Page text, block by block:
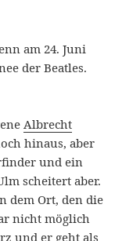
am 24. Juni
der Beatles.
Albrecht
hinaus, aber
und ein
scheitert aber.
dem Ort, den die
nicht möglich
und er geht als